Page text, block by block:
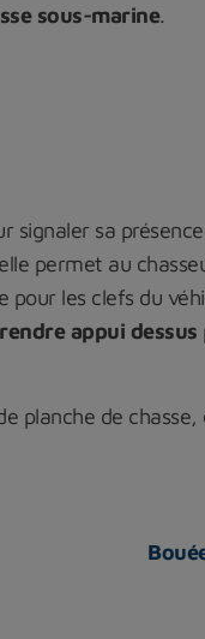
sous-marine.
sa
permet au
les clefs du
appui dessus
planche de